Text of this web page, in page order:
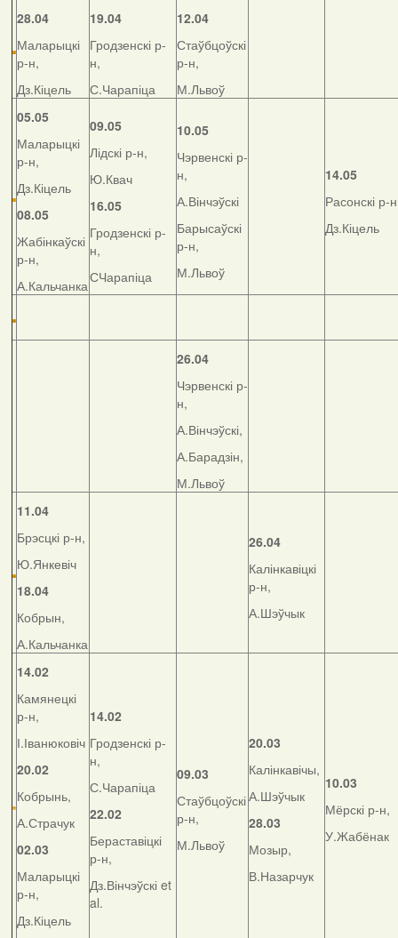
28.04
Маларыцкі
р-н,
Дз.Кіцель
19.04
Гродзенскі р-
н,
С.Чарапіца
12.04
Стаўбцоўскі
р-н,
М.Львоў
05.05
Маларыцкі
р-н,
Дз.Кіцель
08.05
Жабінкаўскі
р-н,
А.Кальчанка
09.05
Лідскі р-н,
Ю.Квач
16.05
Гродзенскі р-
н,
СЧарапіца
10.05
Чэрвенскі р-
н,
А.Вінчэўскі
Барысаўскі
р-н,
М.Львоў
14.05
Расонскі р-
Дз.Кіцель
26.04
Чэрвенскі р-
н,
А.Вінчэўскі,
А.Барадзін,
М.Львоў
11.04
Брэсцкі р-н,
Ю.Янкевіч
18.04
Кобрын,
А.Кальчанка
26.04
Калінкавіцкі
р-н,
А.Шэўчык
14.02
Камянецкі
р-н,
І.Іванюковіч
20.02
Кобрынь,
А.Страчук
02.03
Маларыцкі
р-н,
Дз.Кіцель
14.02
Гродзенскі р-
н,
С.Чарапіца
22.02
Бераставіцкі
р-н,
Дз.Вінчэўскі et
al.
09.03
Стаўбцоўскі
р-н,
М.Львоў
20.03
Калінкавічы,
А.Шэўчык
28.03
Мозыр,
В.Назарчук
10.03
Мёрскі р-н,
У.Жабёнак